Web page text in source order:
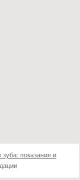
зуба: показания и